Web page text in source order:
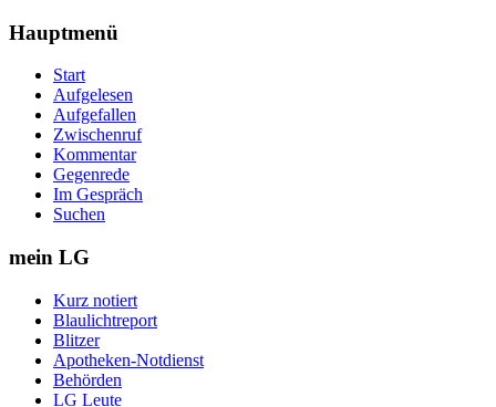
Hauptmenü
Start
Aufgelesen
Aufgefallen
Zwischenruf
Kommentar
Gegenrede
Im Gespräch
Suchen
mein LG
Kurz notiert
Blaulichtreport
Blitzer
Apotheken-Notdienst
Behörden
LG Leute